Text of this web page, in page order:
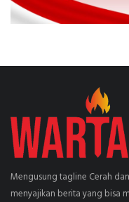
Mengusung tagline Cerah
menyajikan berita yang bisa